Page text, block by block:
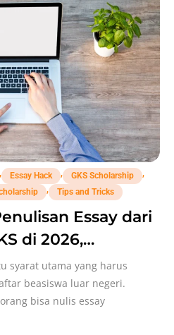
Essay Hack GKS Scholarship
Tips and Tricks
Essay dari
di 2026,
Termasuk!
syarat utama yang harus
beasiswa luar negeri.
bisa nulis essay